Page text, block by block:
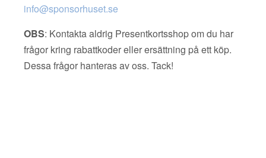
info@sponsorhuset.se
OBS: Kontakta aldrig Presentkortsshop om du har
frågor kring rabattkoder eller ersättning på ett köp.
Dessa frågor hanteras av oss. Tack!